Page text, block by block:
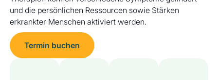
und die persönlichen Ressourcen sowie Stärken
erkrankter Menschen aktiviert werden.
Termin buchen